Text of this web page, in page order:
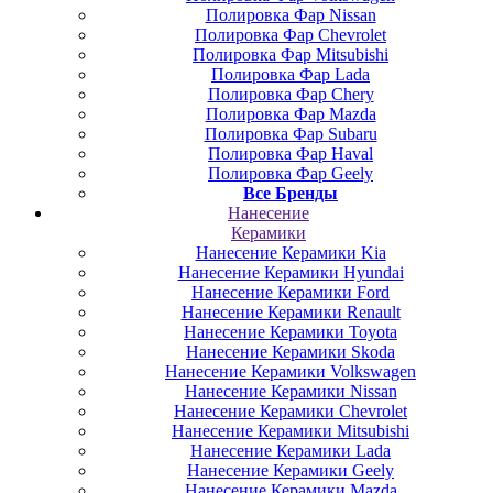
Полировка Фар Nissan
Полировка Фар Chevrolet
Полировка Фар Mitsubishi
Полировка Фар Lada
Полировка Фар Chery
Полировка Фар Mazda
Полировка Фар Subaru
Полировка Фар Haval
Полировка Фар Geely
Все Бренды
Нанесение
Керамики
Нанесение Керамики Kia
Нанесение Керамики Hyundai
Нанесение Керамики Ford
Нанесение Керамики Renault
Нанесение Керамики Toyota
Нанесение Керамики Skoda
Нанесение Керамики Volkswagen
Нанесение Керамики Nissan
Нанесение Керамики Chevrolet
Нанесение Керамики Mitsubishi
Нанесение Керамики Lada
Нанесение Керамики Geely